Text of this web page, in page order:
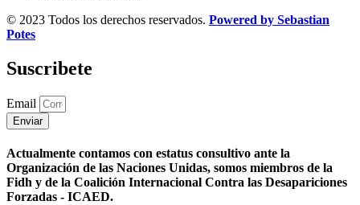
© 2023 Todos los derechos reservados. Powered by Sebastian
Potes
Suscribete
Email
Enviar
Actualmente contamos con estatus consultivo ante la
Organización de las Naciones Unidas, somos miembros de la
Fidh y de la Coalición Internacional Contra las Desapariciones
Forzadas - ICAED.